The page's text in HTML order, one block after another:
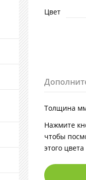
Цвет
Толщина
Нажмите
чтобы
этого цвета